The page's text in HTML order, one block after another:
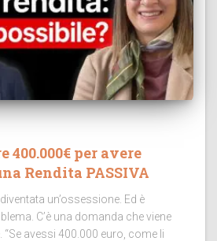
400.000€ per avere
Rendita PASSIVA
un’ossessione. Ed è
C’è una domanda che viene
avessi 400.000 euro, come li